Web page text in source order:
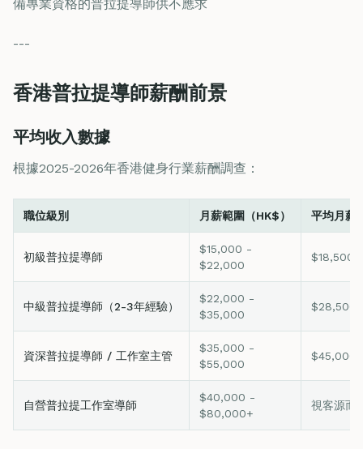
備專業資格的普拉提導師供不應求
---
香港普拉提導師薪酬前景
平均收入數據
根據2025-2026年香港健身行業薪酬調查：
職位級別 月薪範圍（HK$） 平均月薪
初級普拉提導師
$15,000 -
$22,000
$18,500
中級普拉提導師（2-3年經驗）
$22,000 -
$35,000
$28,500
資深普拉提導師 / 工作室主管
$35,000 -
$55,000
$45,000
自營普拉提工作室導師
$40,000 -
$80,000+
視客源而